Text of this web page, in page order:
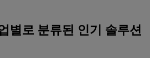
별로 분류된 인기 솔루션